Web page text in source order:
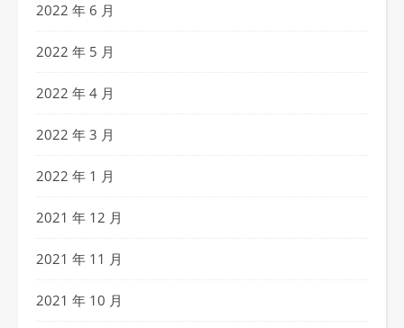
2022 年 6 月
2022 年 5 月
2022 年 4 月
2022 年 3 月
2022 年 1 月
2021 年 12 月
2021 年 11 月
2021 年 10 月